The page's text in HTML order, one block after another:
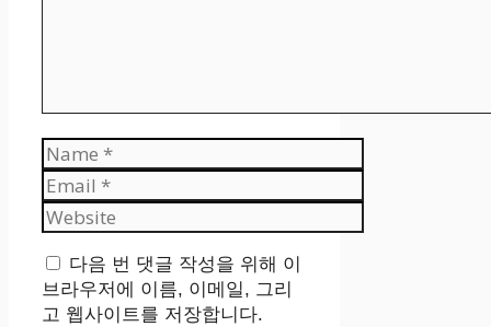
Name
Email
Website
다음 번 댓글 작성을 위해 이
브라우저에 이름, 이메일, 그리
고 웹사이트를 저장합니다.